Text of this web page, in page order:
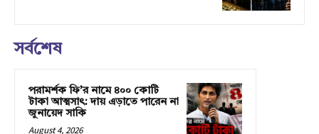
সর্বশেষ
পরামর্শক ফি’র নামে ৪০০ কোটি
টাকা আত্মসাৎ: দায় এড়াতে পারেন না
জুনায়েদ সাকি
August 4, 2026